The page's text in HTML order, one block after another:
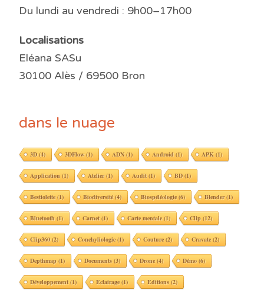
Du lundi au vendredi : 9h00–17h00
Localisations
Eléana SASu
30100 Alès / 69500 Bron
dans le nuage
3D(4) 3DFlow(1) ADN(1) Android (1) APK (1)
Application (1) Atelier(1) Audit(1) BD(1)
Bestiolette(1) Biodiversité(4) Biospéléologie(6) Blender(1)
Bluetooth (1) Carnet(1) Carte mentale(1) Clip (12)
Clip360(2) Conchyliologie(1) Couture(2) Cravate(2)
Depthmap (1) Documents(3) Drone(4) Démo(6)
Développement(1) Eclairage(1) Editions(2)